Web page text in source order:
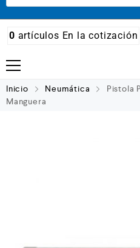
0 artículos En la cotización
Madera
Metal
Inicio Neumática
Pistola
Manguera